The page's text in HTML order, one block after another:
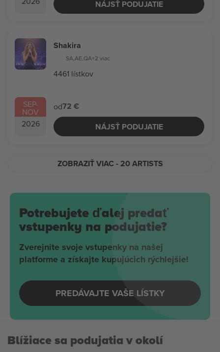
NÁJSŤ PODUJATIE
SEP-
NOV
2026
Shakira
SA,AE,QA+2 viac
4461 lístkov
od72 €
NÁJSŤ PODUJATIE
ZOBRAZIŤ VIAC- 20 ARTISTS
Potrebujete ďalej predať
vstupenky na podujatie?
Zverejnite svoje vstupenky na našej
platforme a získajte kupujúcich rýchlejšie!
PREDÁVAJTE VAŠE LÍSTKY
Blížiace sa podujatia v okolí